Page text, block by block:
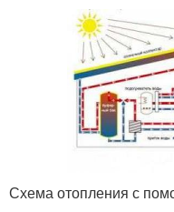
Схема отопления с